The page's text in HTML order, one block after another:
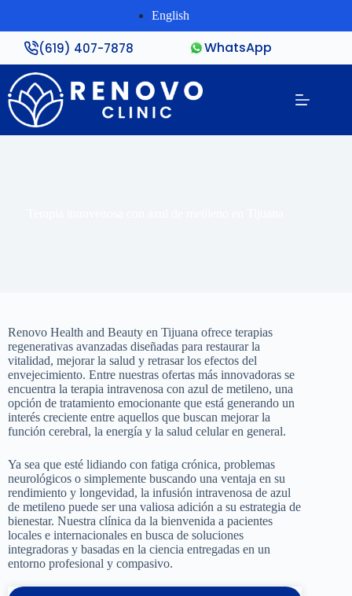
English
(619) 407-7878 WhatsApp
Renovo Health and Beauty en Tijuana ofrece terapias
regenerativas avanzadas diseñadas para restaurar la
vitalidad, mejorar la salud y retrasar los efectos del
envejecimiento. Entre nuestras ofertas más innovadoras se
encuentra la terapia intravenosa con azul de metileno, una
opción de tratamiento emocionante que está generando un
interés creciente entre aquellos que buscan mejorar la
función cerebral, la energía y la salud celular en general.
Ya sea que esté lidiando con fatiga crónica, problemas
neurológicos o simplemente buscando una ventaja en su
rendimiento y longevidad, la infusión intravenosa de azul
de metileno puede ser una valiosa adición a su estrategia de
bienestar. Nuestra clínica da la bienvenida a pacientes
locales e internacionales en busca de soluciones
integradoras y basadas en la ciencia entregadas en un
entorno profesional y compasivo.